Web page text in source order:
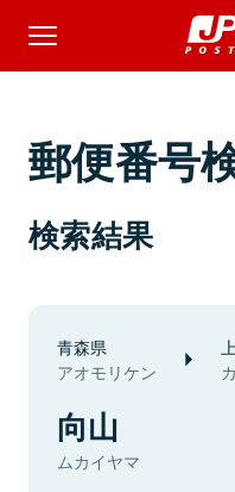
郵便番号
検索結果
青森県
アオモリケン
向山
ムカイヤマ